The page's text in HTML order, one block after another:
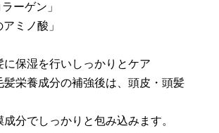
ーゲン」
ミノ酸」
保湿を行いしっかりとケア
髪栄養成分の補強後は、頭皮・頭髪
分でしっかりと包み込みます。